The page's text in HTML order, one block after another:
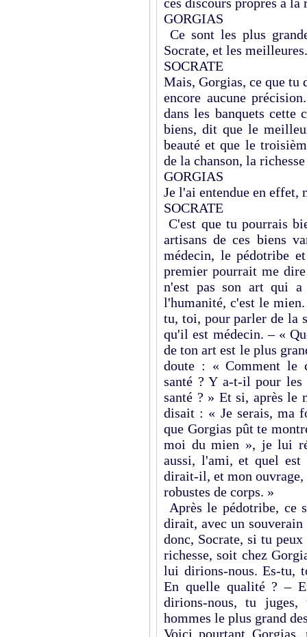
GORGIAS
Ce sont les plus
Socrate, et les meilleures.
SOCRATE
Mais, Gorgias, ce que tu
encore aucune
dans les banquets cette
biens, dit que le
beauté et que le
de la chanson, la
GORGIAS
Je l'ai entendue en effet,
SOCRATE
C'est que tu pourrais
artisans de ces biens
médecin, le pédotribe
premier pourrait me
n'est pas son art qui
l'humanité, c'est le
tu, toi, pour parler de la
qu'il est médecin. – «
de ton art est le plus
doute : « Comment le
santé ? Y a-t-il pour les
santé ? » Et si, après le
disait : « Je serais, ma
que Gorgias pût te
moi du mien », je lui
aussi, l'ami, et quel est
dirait-il, et mon ouvrage,
robustes de corps. »
Après le pédotribe, ce
dirait, avec un
donc, Socrate, si tu
richesse, soit chez
lui dirions-nous. Es-tu,
En quelle qualité ? –
dirions-nous, tu
hommes le plus grand
Voici pourtant Gorgias,